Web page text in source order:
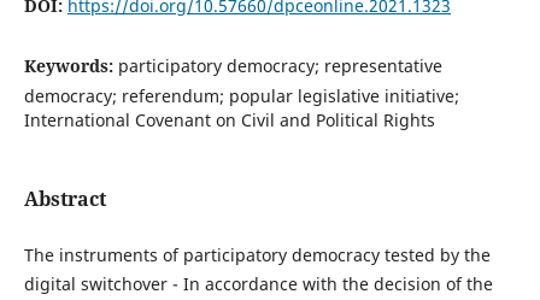
DOI: https://doi.org/10.57660/dpceonline.2021.1323
Keywords: participatory democracy; representative
democracy; referendum; popular legislative initiative;
International Covenant on Civil and Political Rights
Abstract
The instruments of participatory democracy tested by the
digital switchover - In accordance with the decision of the